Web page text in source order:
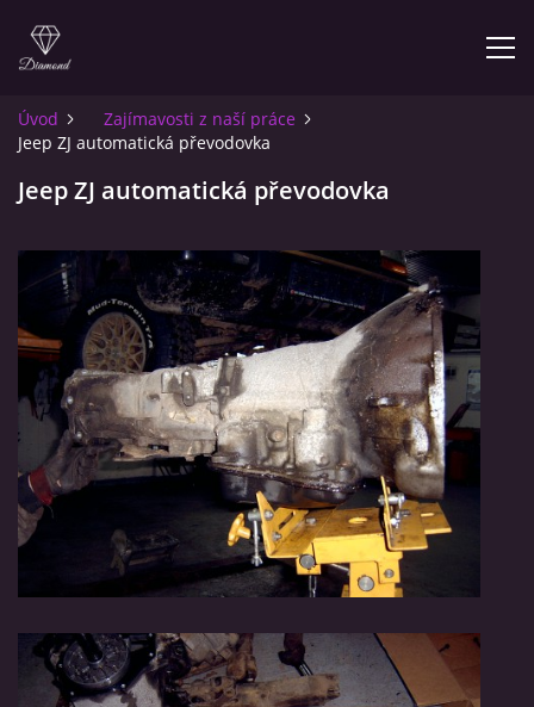
ÚVOD
INFO PRO ZÁKAZNÍKY
KONTAKT
© 2026 eStránky.cz
Úvod
Zajímavosti z naší práce
Jeep ZJ automatická převodovka
Jeep ZJ automatická převodovka